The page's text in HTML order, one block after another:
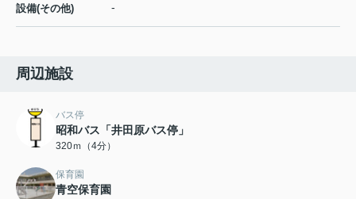
設備(その他) -
周辺施設
バス停
昭和バス「井田原バス停」
320ｍ（4分）
保育園
青空保育園